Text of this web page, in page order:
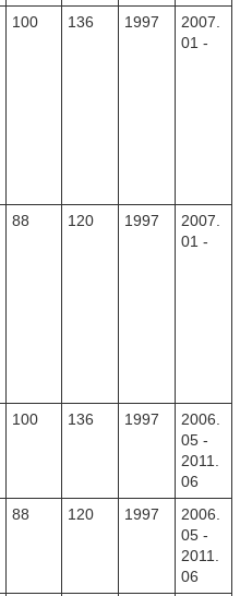
100 136 1997
2007.
01 -
88 120 1997
2007.
01 -
100 136 1997
2006.
05 -
2011.
06
88 120 1997
2006.
05 -
2011.
06